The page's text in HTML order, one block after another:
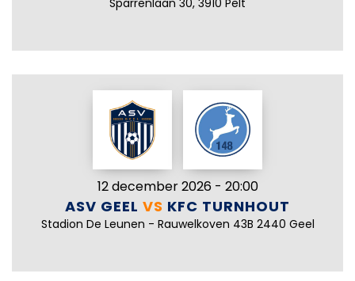
Sparrenlaan 30, 3910 Pelt
12 december 2026 - 20:00
ASV GEEL VS KFC TURNHOUT
Stadion De Leunen - Rauwelkoven 43B 2440 Geel